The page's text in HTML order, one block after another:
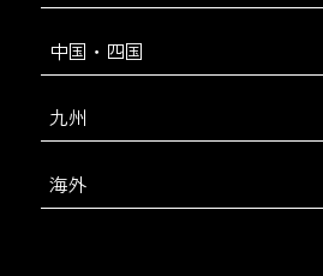
中国・四国
九州
海外